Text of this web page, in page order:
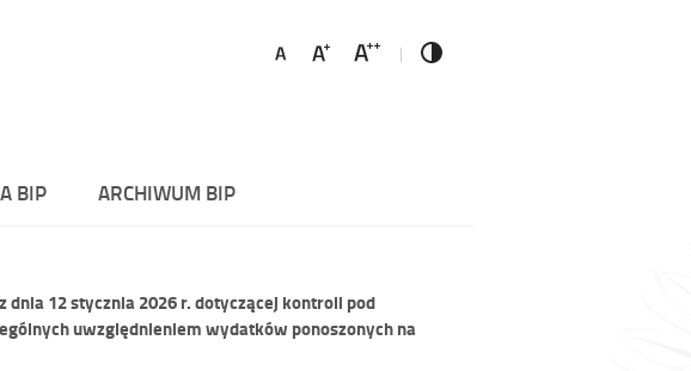
BIP ARCHIWUM BIP
12 stycznia 2026 r. dotyczącej kontroli pod
uwzględnieniem wydatków ponoszonych na